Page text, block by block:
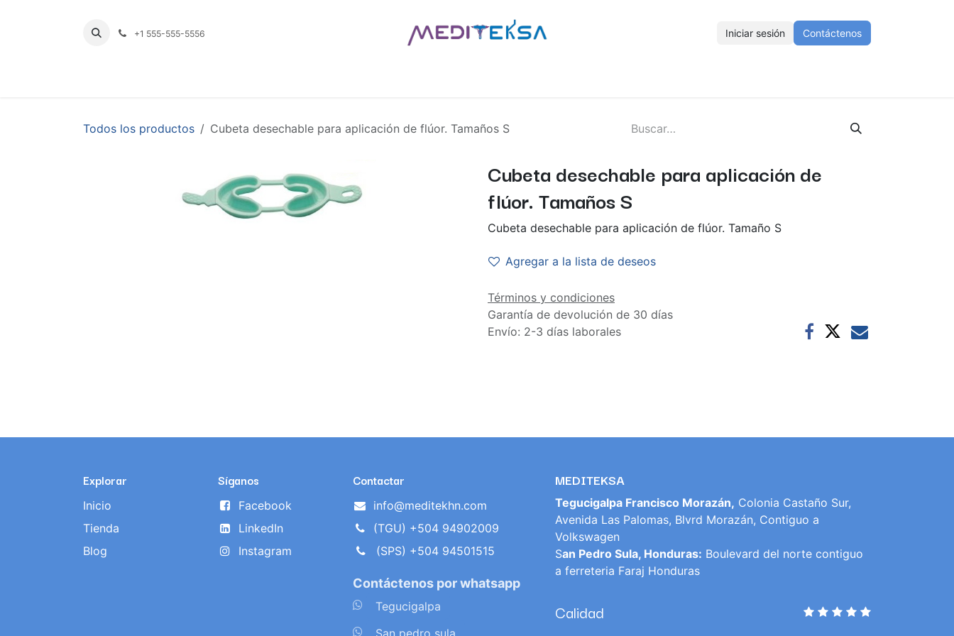
+1 555-555-5556 Iniciar sesión Contáctenos
Todos los productos Cubeta desechable para aplicación de flúor. Tamaños S
Cubeta desechable para aplicación de
flúor. Tamaños S
Cubeta desechable para aplicación de flúor. Tamaño S
Agregar a la lista de deseos
Términos y condiciones
Garantía de devolución de 30 días
Envío: 2-3 días laborales
Explorar
Inicio
Tienda
Blog
Síganos
Facebook
LinkedIn
Instagram
Contactar
info@meditekhn.com
(TGU) +504 94902009
(SPS) +504 94501515
Contáctenos por whatsapp
Tegucigalpa
San pedro sula
MEDITEKSA
Tegucigalpa Francisco Morazán, Colonia Castaño Sur,
Avenida Las Palomas, Blvrd Morazán, Contiguo a
Volkswagen
San Pedro Sula, Honduras: Boulevard del norte contiguo
a ferreteria Faraj Honduras
Calidad